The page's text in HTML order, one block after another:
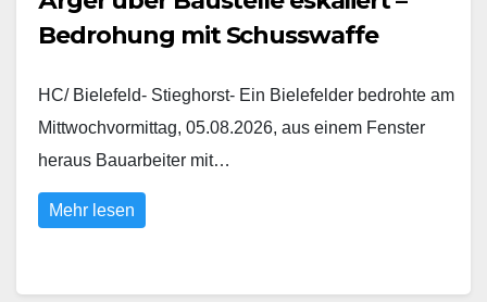
Bedrohung mit Schusswaffe
HC/ Bielefeld- Stieghorst- Ein Bielefelder bedrohte am
Mittwochvormittag, 05.08.2026, aus einem Fenster
heraus Bauarbeiter mit…
Mehr lesen